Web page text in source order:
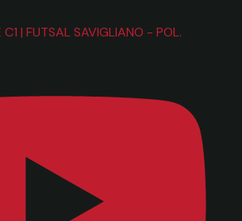
C1 | FUTSAL SAVIGLIANO - POL.